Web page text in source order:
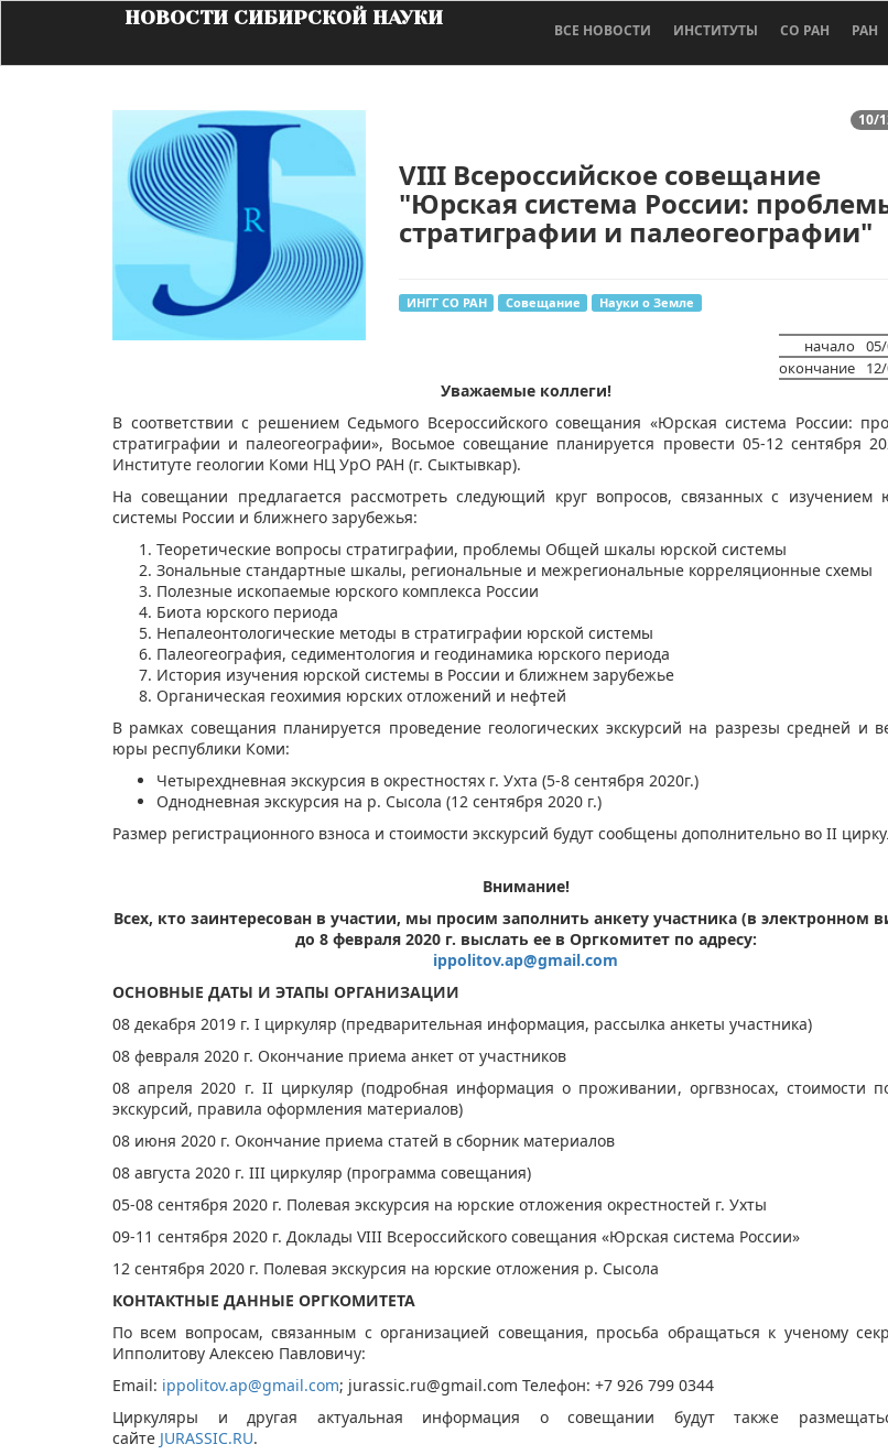
НОВОСТИ СИБИРСКОЙ НАУКИ
ВСЕ НОВОСТИ ИНСТИТУТЫ СО РАН РАН
10/
VIII Всероссийское совещание
"Юрская система России:
стратиграфии и палеогеографии"
ИНГГ СО РАН Совещание Науки о Земле
начало
окончание
​Уважаемые коллеги!
В соответствии с решением Седьмого Всероссийского совещания «Юрская система России:
стратиграфии и палеогеографии», Восьмое совещание планируется провести 05-12 сентября
Институте геологии Коми НЦ УрО РАН (г. Сыктывкар).
На совещании предлагается рассмотреть следующий круг вопросов, связанных с изучением
системы России и ближнего зарубежья:
​Теоретические вопросы стратиграфии, проблемы Общей шкалы юрской системы
Зональные стандартные шкалы, региональные и межрегиональные корреляционные схемы
Полезные ископаемые юрского комплекса России
Биота юрского периода
Непалеонтологические методы в стратиграфии юрской системы
Палеогеография, седиментология и геодинамика юрского периода
История изучения юрской системы в России и ближнем зарубежье
Органическая геохимия юрских отложений и нефтей
В рамках совещания планируется проведение геологических экскурсий на разрезы средней и
юры республики Коми:
​Четырехдневная экскурсия в окрестностях г. Ухта (5-8 сентября 2020г.)
Однодневная экскурсия на р. Сысола (12 сентября 2020 г.)
Размер регистрационного взноса и стоимости экскурсий будут сообщены дополнительно во II
Внимание!
Всех, кто заинтересован в участии, мы просим заполнить анкету участника (в электронном
до 8 февраля 2020 г. выслать ее в Оргкомитет по адресу:
i​ppolitov.ap@gmail.com
ОСНОВНЫЕ ДАТЫ И ЭТАПЫ ОРГАНИЗАЦИИ
​08 декабря 2019 г. I циркуляр (предварительная информация, рассылка анкеты участника)
​08 февраля 2020 г. Окончание приема анкет от участников
​08 апреля 2020 г. II циркуляр (подробная информация о проживании, оргвзносах, стоимости
экскурсий, правила оформления материалов)
​08 июня 2020 г. Окончание приема статей в сборник материалов
​08 августа 2020 г. III циркуляр (программа совещания)
​05-08 сентября 2020 г. Полевая экскурсия на юрские отложения окрестностей г. Ухты
​09-11 сентября 2020 г. Доклады VIII Всероссийского совещания «Юрская система России»
​12 сентября 2020 г. Полевая экскурсия на юрские отложения р. Сысола
КОНТАКТНЫЕ ДАННЫЕ ОРГКОМИТЕТА
По всем вопросам, связанным с организацией совещания, просьба обращаться к ученому
Ипполитову Алексею Павловичу:
Email: ippolitov.ap@gmail.com; jurassic.ru@gmail.com Телефон: +7 926 799 0344
​Циркуляры и другая актуальная информация о совещании будут также
сайте JURASSIC.RU.